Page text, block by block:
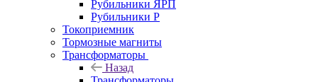
Рубильники ЯРП
Рубильники Р
Токоприемник
Тормозные магниты
Трансформаторы
Назад